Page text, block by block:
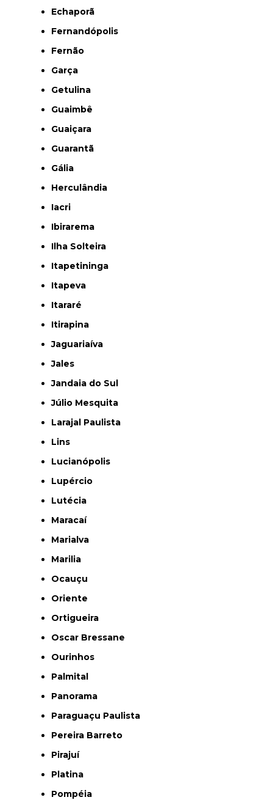
Echaporã
Fernandópolis
Fernão
Garça
Getulina
Guaimbê
Guaiçara
Guarantã
Gália
Herculândia
Iacri
Ibirarema
Ilha Solteira
Itapetininga
Itapeva
Itararé
Itirapina
Jaguariaíva
Jales
Jandaia do Sul
Júlio Mesquita
Larajal Paulista
Lins
Lucianópolis
Lupércio
Lutécia
Maracaí
Marialva
Marilia
Ocauçu
Oriente
Ortigueira
Oscar Bressane
Ourinhos
Palmital
Panorama
Paraguaçu Paulista
Pereira Barreto
Pirajuí
Platina
Pompéia